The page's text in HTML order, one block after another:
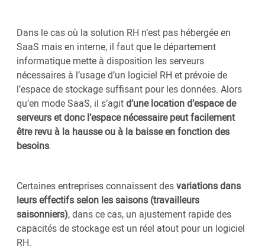
Dans le cas où la solution RH n’est pas hébergée en
SaaS mais en interne, il faut que le département
informatique mette à disposition les serveurs
nécessaires à l’usage d’un logiciel RH et prévoie de
l’espace de stockage suffisant pour les données. Alors
qu’en mode SaaS, il s’agitd’une location d’espace de
serveurs et donc l’espace nécessaire peut facilement
être revu à la hausse ou à la baisse en fonction des
besoins.
Certaines entreprises connaissent desvariations dans
leurs effectifs selon les saisons (travailleurs
saisonniers), dans ce cas, un ajustement rapide des
capacités de stockage est un réel atout pour un logiciel
RH.